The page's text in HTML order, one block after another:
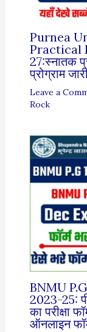
Purnea
Practical
27:स्नातक
प्रोग्राम
Leave a
Rock
BNMU
2023-25:
का परीक्षा
ऑनलाइन